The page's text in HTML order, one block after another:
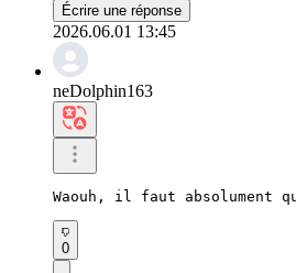
Écrire une réponse
2026.06.01 13:45
neDolphin163
Waouh, il faut absolument
0